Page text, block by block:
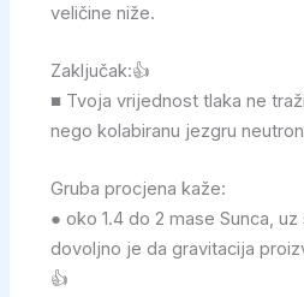
veličine niže.
Zaključak:👍
■ Tvoja vrijednost tlaka ne
nego kolabiranu jezgru
Gruba procjena kaže:
● oko 1.4 do 2 mase Sunca, uz
dovoljno je da gravitacija
👍